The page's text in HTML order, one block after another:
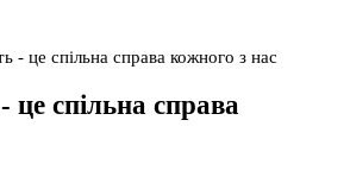
- це спільна справа кожного з нас
це спільна справа